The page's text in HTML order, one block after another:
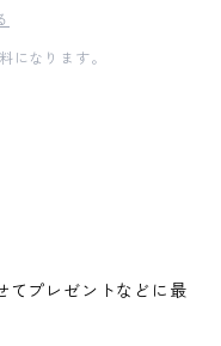
なります。
てプレゼントなどに最